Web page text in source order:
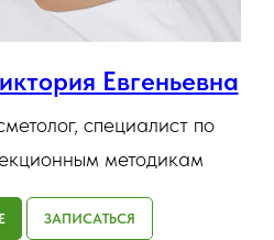
Евгеньевна
специалист по
методикам
ЗАПИСАТЬСЯ